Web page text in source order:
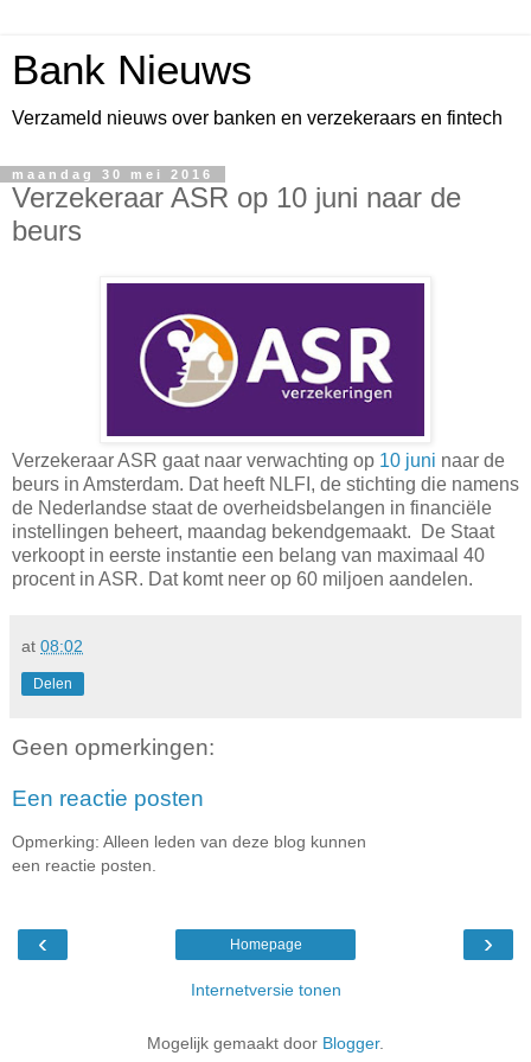
Bank Nieuws
Verzameld nieuws over banken en verzekeraars en fintech
maandag 30 mei 2016
Verzekeraar ASR op 10 juni naar de
beurs
Verzekeraar ASR gaat naar verwachting op 10 juni naar de
beurs in Amsterdam. Dat heeft NLFI, de stichting die namens
de Nederlandse staat de overheidsbelangen in financiële
instellingen beheert, maandag bekendgemaakt. De Staat
verkoopt in eerste instantie een belang van maximaal 40
procent in ASR. Dat komt neer op 60 miljoen aandelen.
at 08:02
Delen
Geen opmerkingen:
Een reactie posten
Opmerking: Alleen leden van deze blog kunnen
een reactie posten.
‹ ›
Homepage
Internetversie tonen
Mogelijk gemaakt door Blogger.